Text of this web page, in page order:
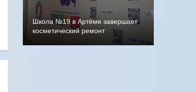
Школа №19 в Артёме завершает
косметический ремонт